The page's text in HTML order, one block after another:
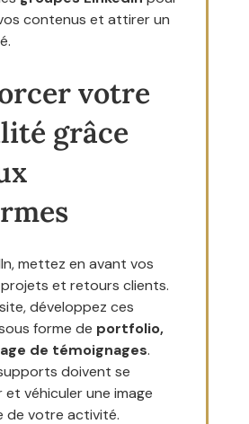
contenus et attirer un
votre
grâce
mettez en avant vos
et retours clients.
développez ces
forme de portfolio,
de témoignages.
doivent se
véhiculer une image
de votre activité.